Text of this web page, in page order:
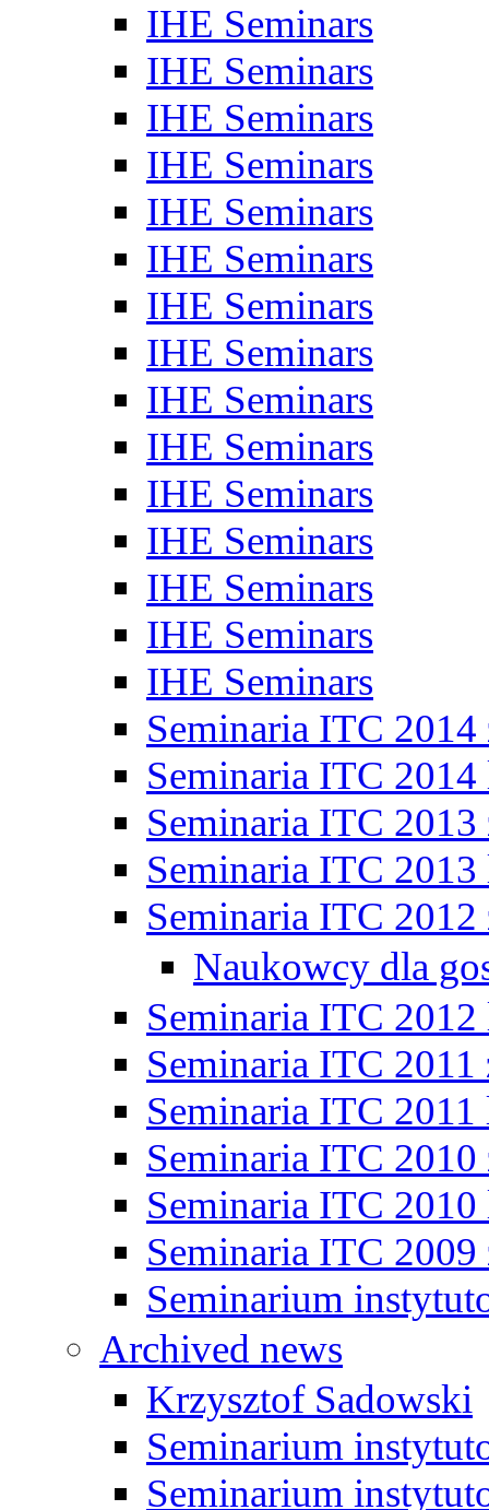
IHE Seminars
IHE Seminars
IHE Seminars
IHE Seminars
IHE Seminars
IHE Seminars
IHE Seminars
IHE Seminars
IHE Seminars
IHE Seminars
IHE Seminars
IHE Seminars
IHE Seminars
IHE Seminars
IHE Seminars
Seminaria ITC 2014
Seminaria ITC 2014
Seminaria ITC 2013
Seminaria ITC 2013
Seminaria ITC 2012
Naukowcy dla
Seminaria ITC 2012
Seminaria ITC 2011
Seminaria ITC 2011
Seminaria ITC 2010
Seminaria ITC 2010
Seminaria ITC 2009
Seminarium
Archived news
Krzysztof Sadowski
Seminarium
Seminarium